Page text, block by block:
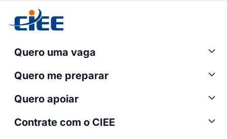
Quero uma vaga
Quero me preparar
Quero apoiar
Contrate com o CIEE